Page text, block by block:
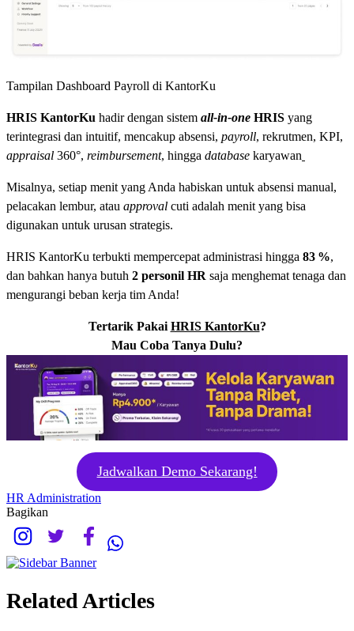
Tampilan Dashboard Payroll di KantorKu
HRIS KantorKu hadir dengan sistem all‑in‑one HRIS yang
terintegrasi dan intuitif, mencakup absensi, payroll, rekrutmen, KPI,
appraisal 360°, reimbursement, hingga database karyawan
Misalnya, setiap menit yang Anda habiskan untuk absensi manual,
pelacakan lembur, atau approval cuti adalah menit yang bisa
digunakan untuk urusan strategis.
HRIS KantorKu terbukti mempercepat administrasi hingga 83 %,
dan bahkan hanya butuh 2 personil HR saja menghemat tenaga dan
mengurangi beban kerja tim Anda!
Tertarik Pakai HRIS KantorKu?
Mau Coba Tanya Dulu?
Jadwalkan Demo Sekarang!
HR Administration
Bagikan
Related Articles